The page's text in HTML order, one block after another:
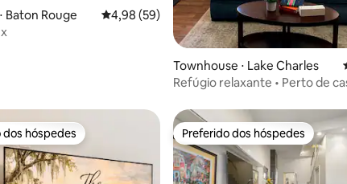
de 5, 90 avaliações
Baton Rouge 4,98 de uma avaliação média de 5, 59
4,98 (59)
Townhouse ⋅ Lake Charles
Refúgio relaxante • Perto de
preferidos dos hóspedes
dos hóspedes Preferido dos hóspedes
Preferido dos hóspedes